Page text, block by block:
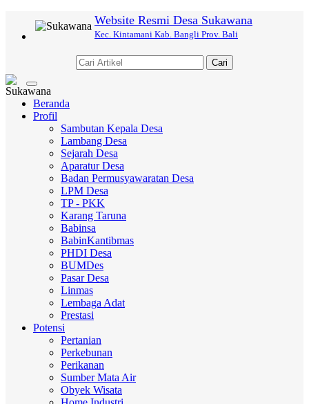
Website Resmi Desa Sukawana
Kec. Kintamani Kab. Bangli Prov. Bali
Cari
Toggle
navigation
Beranda
Profil
Sambutan Kepala Desa
Lambang Desa
Sejarah Desa
Aparatur Desa
Badan Permusyawaratan Desa
LPM Desa
TP - PKK
Karang Taruna
Babinsa
BabinKantibmas
PHDI Desa
BUMDes
Pasar Desa
Linmas
Lembaga Adat
Prestasi
Potensi
Pertanian
Perkebunan
Perikanan
Sumber Mata Air
Obyek Wisata